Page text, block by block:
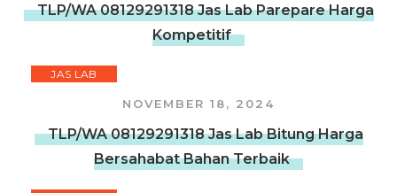
TLP/WA 08129291318 Jas Lab Parepare Harga
Kompetitif
JAS LAB
NOVEMBER 18, 2024
TLP/WA 08129291318 Jas Lab Bitung Harga
Bersahabat Bahan Terbaik